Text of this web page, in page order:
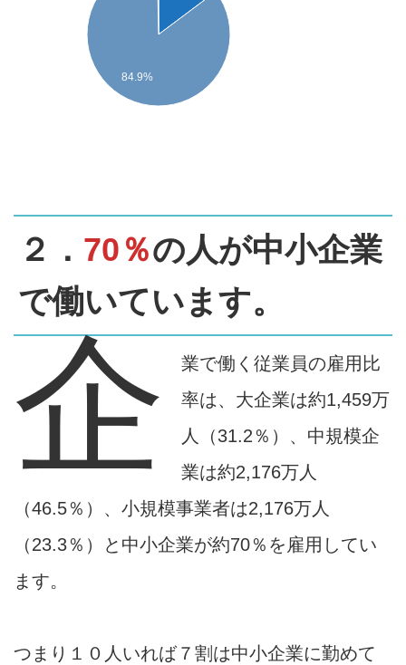
84.9%
２． 70％の人が中小企業
で働いています。
企
業で働く従業員の雇用比
率は、大企業は約1,459万
人（31.2％）、中規模企
業は約2,176万人
（46.5％）、小規模事業者は2,176万人
（23.3％）と中小企業が約70％を雇用してい
ます。
つまり１０人いれば７割は中小企業に勤めて